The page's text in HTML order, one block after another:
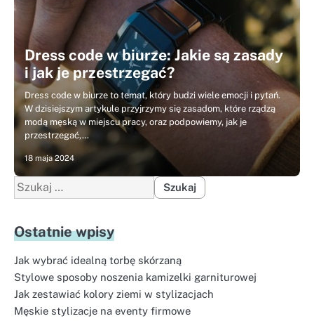
Dress code w biurze: Jakie są zasady
i jak je przestrzegać?
Dress code w biurze to temat, który budzi wiele emocji i pytań.
W dzisiejszym artykule przyjrzymy się zasadom, które rządzą
modą męską w miejscu pracy, oraz podpowiemy, jak je
przestrzegać,…
18 maja 2024
Szukaj:
Ostatnie wpisy
Jak wybrać idealną torbę skórzaną
Stylowe sposoby noszenia kamizelki garniturowej
Jak zestawiać kolory ziemi w stylizacjach
Męskie stylizacje na eventy firmowe